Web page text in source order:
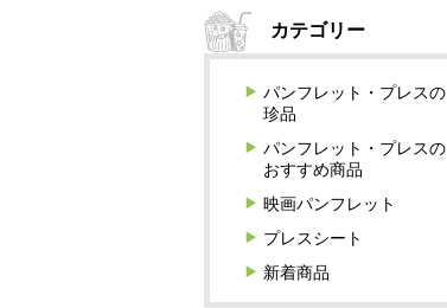
カテゴリー
パンフレット・プレスの
珍品
パンフレット・プレスの
おすすめ商品
映画パンフレット
プレスシート
新着商品